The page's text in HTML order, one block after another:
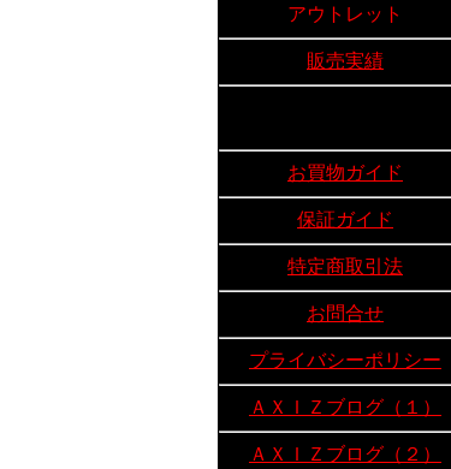
アウトレット
販売実績
お買物ガイド
保証ガイド
特定商取引法
お問合せ
プライバシーポリシー
ＡＸＩＺブログ（１）
ＡＸＩＺブログ（２）